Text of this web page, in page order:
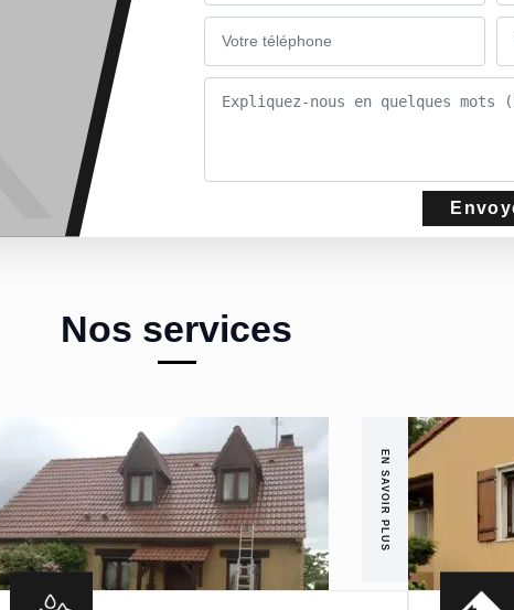
Nos services
EN SAVOIR PLUS